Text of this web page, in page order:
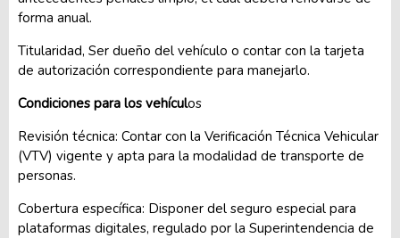
forma anual.
Titularidad, Ser dueño del vehículo o contar con la tarjeta
de autorización correspondiente para manejarlo.
Condiciones para los vehículos
Revisión técnica: Contar con la Verificación Técnica Vehicular
(VTV) vigente y apta para la modalidad de transporte de
personas.
Cobertura específica: Disponer del seguro especial para
plataformas digitales, regulado por la Superintendencia de